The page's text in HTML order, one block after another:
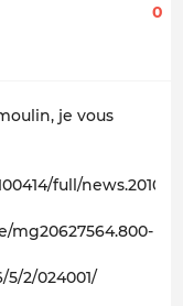
0
je vous
full/
2/024001/